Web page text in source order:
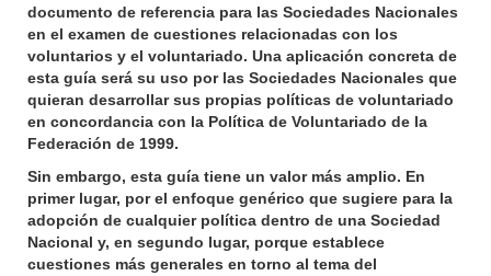
documento de referencia para las Sociedades Nacionales
en el examen de cuestiones relacionadas con los
voluntarios y el voluntariado. Una aplicación concreta de
esta guía será su uso por las Sociedades Nacionales que
quieran desarrollar sus propias políticas de voluntariado
en concordancia con la Política de Voluntariado de la
Federación de 1999.
Sin embargo, esta guía tiene un valor más amplio. En
primer lugar, por el enfoque genérico que sugiere para la
adopción de cualquier política dentro de una Sociedad
Nacional y, en segundo lugar, porque establece
cuestiones más generales en torno al tema del